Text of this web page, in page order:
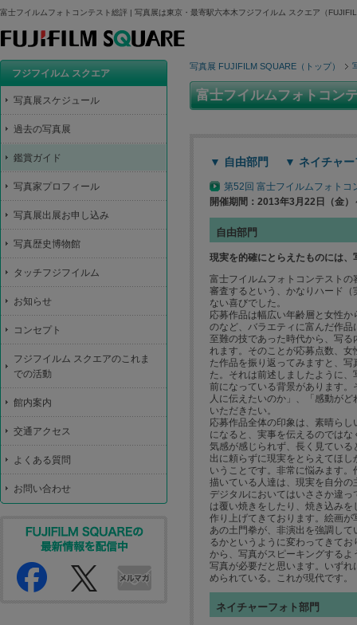
富士フイルムフォトコンテスト総評 | 写真展は東京・最寄駅六本木フジフイルム スクエア（
写真展 FUJIFILM SQUARE（トップ）
富士フイルムフォトコン
▼ 自由部門 ▼ ネイチャー
第52回 富士フイルムフォトコ
開催期間：2013年3月22日（金
自由部門
現実を的確にとらえたものには
富士フイルムフォトコンテスト
審査するという、かなりハード
ない喜びでした。
応募作品は幅広い年齢層と女性
のなど、バラエティに富んだ作
至難の技であった時代から、写
れます。そのことが応募点数、
た作品を振り返ってみますと、
た。それは前述しましたように
前になっている背景があります
人に伝えたいのか」、「感動が
いただきたい。
応募作品全体の印象は、素晴ら
になると、実事を伝えるのでは
気感が感じられず、長く見てい
出に頼らずに現実をとらえてほ
いうことです。非常に悩みます
描いている人達は、現実を自分
デジタルにおいてはいささか違
は覆い焼きをしたり、焼き込み
作り上げてきております。絵画
あの土門拳が、非演出を強調し
るかというように変わってきて
から、写真がスピーキングする
写真が必要だと思います。いず
められている。これが現代です。
ネイチャーフォト部門
フジフイルム スクエア
写真展スケジュール
過去の写真展
鑑賞ガイド
写真家プロフィール
写真展出展お申し込み
写真歴史博物館
タッチフジフイルム
お知らせ
コンセプト
フジフイルム スクエアのこれま
での活動
館内案内
交通アクセス
よくある質問
お問い合わせ